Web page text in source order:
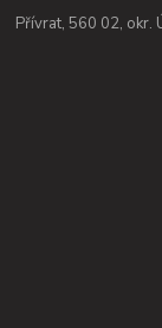
Přívrat, 560 02, okr.